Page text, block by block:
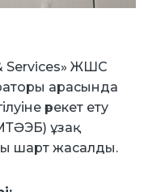
Services» ЖШС
арасында
әрекет ету
ұзақ
шарт жасалды.